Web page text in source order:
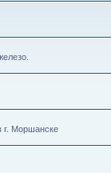
г. Моршанске